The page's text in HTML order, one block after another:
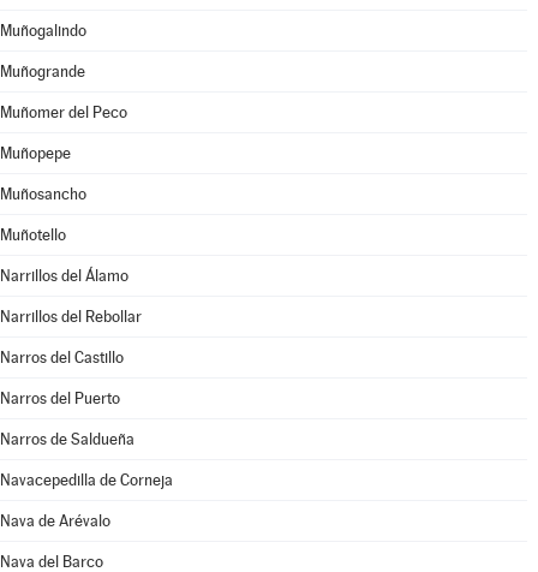
Muñogalindo
Muñogrande
Muñomer del Peco
Muñopepe
Muñosancho
Muñotello
Narrillos del Álamo
Narrillos del Rebollar
Narros del Castillo
Narros del Puerto
Narros de Saldueña
Navacepedilla de Corneja
Nava de Arévalo
Nava del Barco